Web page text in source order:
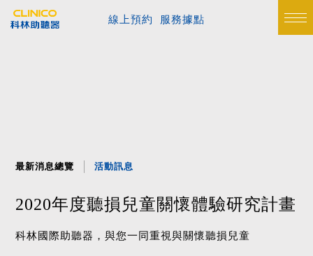
線上預約 服務據點
最新消息總覽 活動訊息
2020年度聽損兒童關懷體驗研究計畫
科林國際助聽器，與您一同重視與關懷聽損兒童